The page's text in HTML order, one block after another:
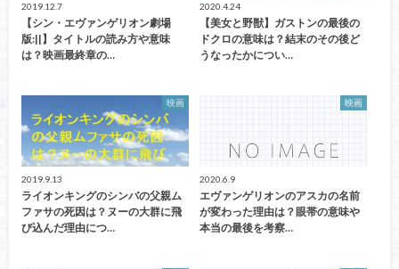
2019.12.7
【シン・エヴァンゲリオン劇場
版:||】タイトルの読み方や意味
は？映画最終章の…
2020.4.24
【美女と野獣】ガストンの最後の
ドクロの意味は？結末のその後ど
うなったかについ…
映画
2019.9.13
ライオンキングのシンバの父親ム
ファサの死因は？ヌーの大群に飛
び込んだ理由につ…
映画
2020.6.9
エヴァンゲリオンのアスカの名前
が変わった理由は？眼帯の意味や
本当の最後を考察…